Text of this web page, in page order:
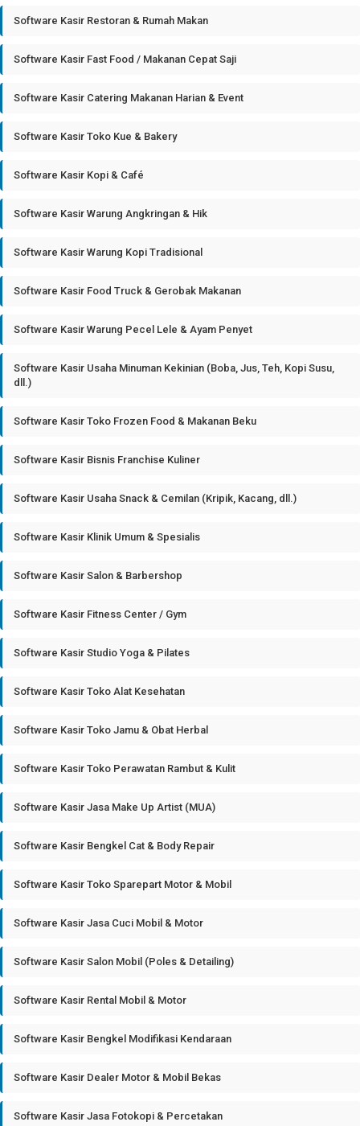
Software Kasir Restoran & Rumah Makan
Software Kasir Fast Food / Makanan Cepat Saji
Software Kasir Catering Makanan Harian & Event
Software Kasir Toko Kue & Bakery
Software Kasir Kopi & Café
Software Kasir Warung Angkringan & Hik
Software Kasir Warung Kopi Tradisional
Software Kasir Food Truck & Gerobak Makanan
Software Kasir Warung Pecel Lele & Ayam Penyet
Software Kasir Usaha Minuman Kekinian (Boba, Jus, Teh, Kopi Susu,
dll.)
Software Kasir Toko Frozen Food & Makanan Beku
Software Kasir Bisnis Franchise Kuliner
Software Kasir Usaha Snack & Cemilan (Kripik, Kacang, dll.)
Software Kasir Klinik Umum & Spesialis
Software Kasir Salon & Barbershop
Software Kasir Fitness Center / Gym
Software Kasir Studio Yoga & Pilates
Software Kasir Toko Alat Kesehatan
Software Kasir Toko Jamu & Obat Herbal
Software Kasir Toko Perawatan Rambut & Kulit
Software Kasir Jasa Make Up Artist (MUA)
Software Kasir Bengkel Cat & Body Repair
Software Kasir Toko Sparepart Motor & Mobil
Software Kasir Jasa Cuci Mobil & Motor
Software Kasir Salon Mobil (Poles & Detailing)
Software Kasir Rental Mobil & Motor
Software Kasir Bengkel Modifikasi Kendaraan
Software Kasir Dealer Motor & Mobil Bekas
Software Kasir Jasa Fotokopi & Percetakan